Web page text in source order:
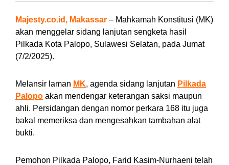
Majesty.co.id, Makassar – Mahkamah Konstitusi (MK)
akan menggelar sidang lanjutan sengketa hasil
Pilkada Kota Palopo, Sulawesi Selatan, pada Jumat
(7/2/2025).
Melansir laman MK, agenda sidang lanjutan Pilkada
Palopo akan mendengar keterangan saksi maupun
ahli. Persidangan dengan nomor perkara 168 itu juga
bakal memeriksa dan mengesahkan tambahan alat
bukti.
Pemohon Pilkada Palopo, Farid Kasim-Nurhaeni telah